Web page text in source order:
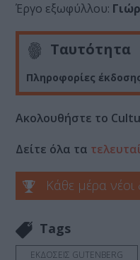
Έργο εξωφύλλου:
Ταυτότητα
Πληροφορίες
Ακολουθήστε το
Δείτε όλα τα
Κάθε μέρα
Tags
ΕΚΔΟΣΕΙΣ GUTENBERG